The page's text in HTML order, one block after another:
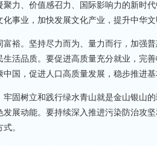
力、价值感召力、国际影响力的新时
事业，加快发展文化产业，提升中华文
。坚持尽力而为、量力而行，加强普
活品质。要促进高质量充分就业，完
国，促进人口高质量发展，稳步推进基
树立和践行绿水青山就是金山银山的
展动能。要持续深入推进污染防治攻
。